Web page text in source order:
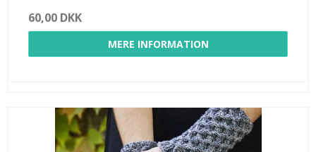
60,00 DKK
MERE INFORMATION